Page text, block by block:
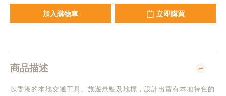
加入購物車 立即購買
商品描述
以香港的本地交通工具、旅遊景點及地標，設計出富有本地特色的